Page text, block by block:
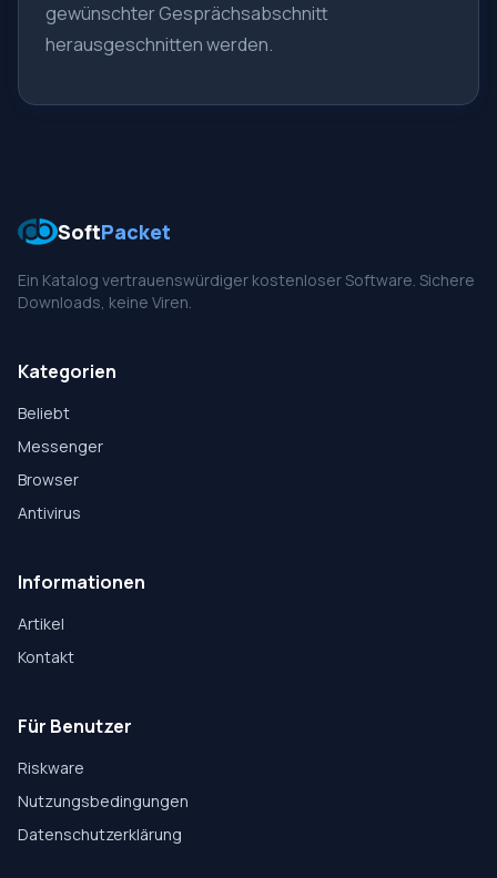
gewünschter Gesprächsabschnitt
herausgeschnitten werden.
SoftPacket
Ein Katalog vertrauenswürdiger kostenloser Software. Sichere
Downloads, keine Viren.
Kategorien
Beliebt
Messenger
Browser
Antivirus
Informationen
Artikel
Kontakt
Für Benutzer
Riskware
Nutzungsbedingungen
Datenschutzerklärung